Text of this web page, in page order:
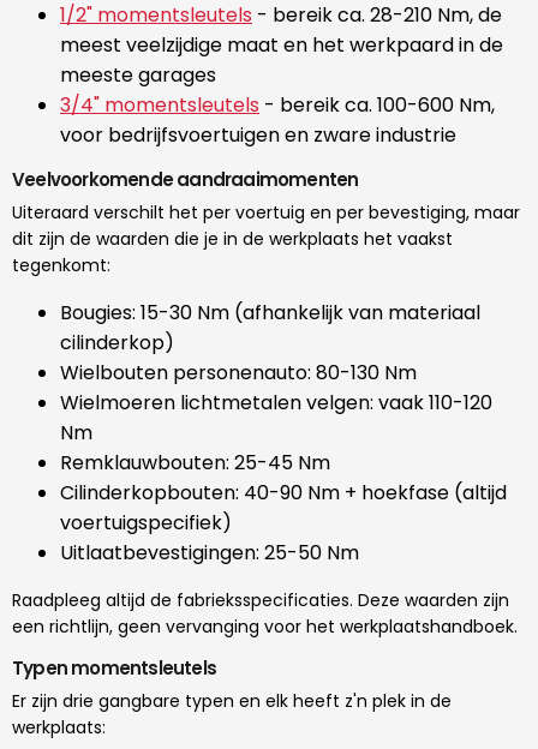
1/2" momentsleutels - bereik ca. 28-210 Nm, de
meest veelzijdige maat en het werkpaard in de
meeste garages
3/4" momentsleutels - bereik ca. 100-600 Nm,
voor bedrijfsvoertuigen en zware industrie
Veelvoorkomende aandraaimomenten
Uiteraard verschilt het per voertuig en per bevestiging, maar
dit zijn de waarden die je in de werkplaats het vaakst
tegenkomt:
Bougies: 15-30 Nm (afhankelijk van materiaal
cilinderkop)
Wielbouten personenauto: 80-130 Nm
Wielmoeren lichtmetalen velgen: vaak 110-120
Nm
Remklauwbouten: 25-45 Nm
Cilinderkopbouten: 40-90 Nm + hoekfase (altijd
voertuigspecifiek)
Uitlaatbevestigingen: 25-50 Nm
Raadpleeg altijd de fabrieksspecificaties. Deze waarden zijn
een richtlijn, geen vervanging voor het werkplaatshandboek.
Typen momentsleutels
Er zijn drie gangbare typen en elk heeft z'n plek in de
werkplaats: